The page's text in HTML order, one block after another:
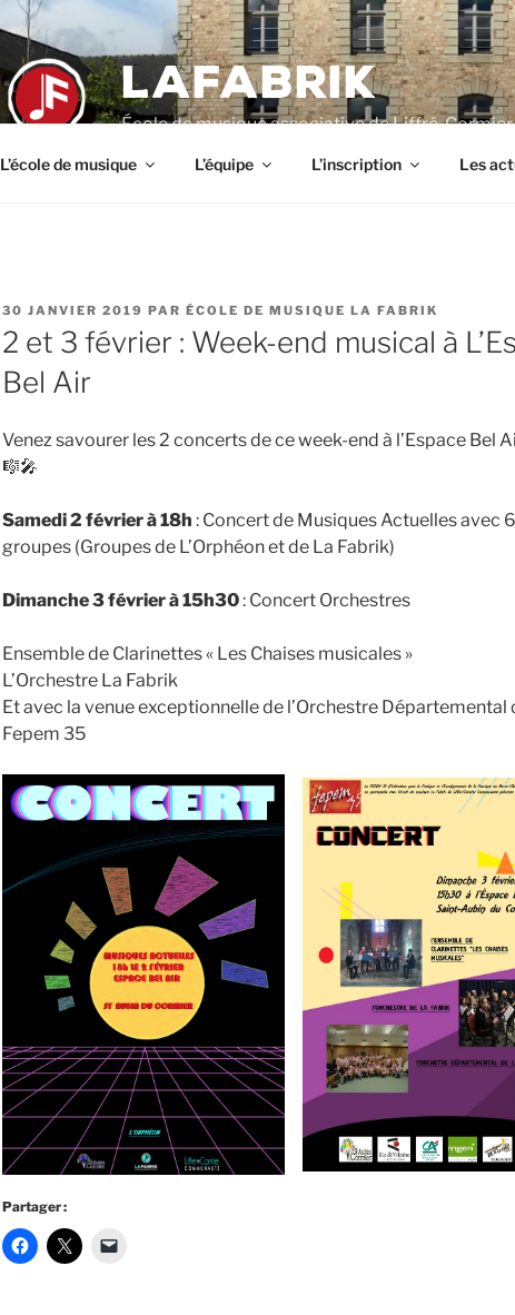
LAFABRIK
École de musique associative de Liffré-
L’école de musique L’équipe L’inscription Les
PUBLIÉ
LE
30 JANVIER 2019 PAR ÉCOLE DE MUSIQUE LA FABRIK
2 et 3 février : Week-end musical à
Bel Air
Venez savourer les 2 concerts de ce week-end à l’Espace Bel
🎼🎤
Samedi 2 février à 18h : Concert de Musiques Actuelles avec 6
groupes (Groupes de L’Orphéon et de La Fabrik)
Dimanche 3 février à 15h30: Concert Orchestres
Ensemble de Clarinettes « Les Chaises musicales »
L’Orchestre La Fabrik
Et avec la venue exceptionnelle de l’Orchestre Départemental
Fepem 35
Partager :